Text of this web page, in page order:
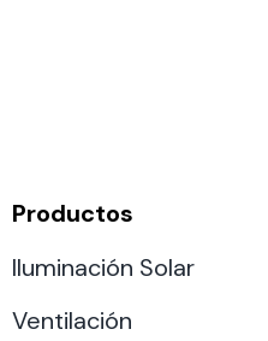
Productos
Iluminación Solar
Ventilación